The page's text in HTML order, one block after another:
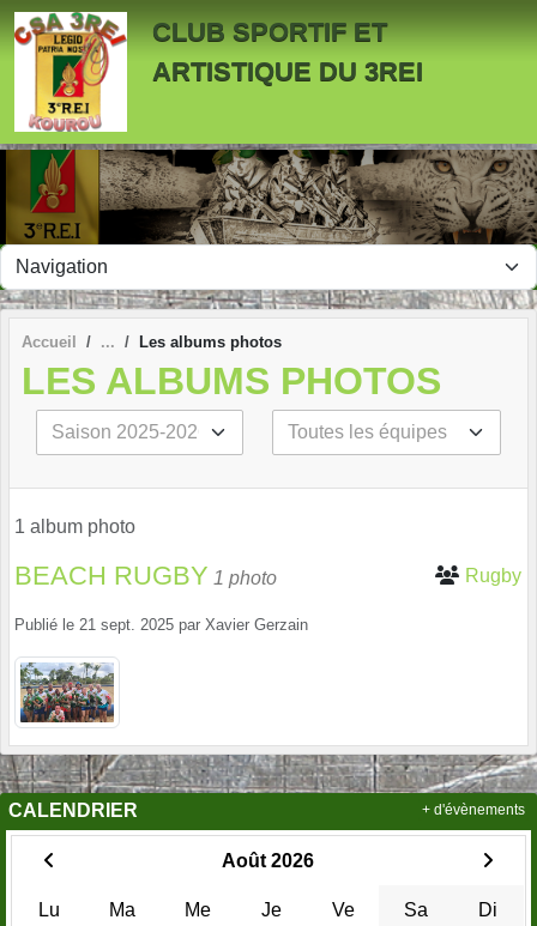
CLUB SPORTIF ET
ARTISTIQUE DU 3REI
Accueil Les albums photos
LES ALBUMS PHOTOS
1 album photo
BEACH RUGBY 1 photo Rugby
Publié le 21 sept. 2025 par Xavier Gerzain
CALENDRIER
Août 2026
Lu Ma Me Je Ve Sa Di
+ d'évènements
Panneau de gestion des cookies